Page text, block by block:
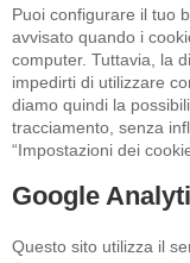
Puoi configurare il tuo
avvisato quando i
computer. Tuttavia, la
impedirti di utilizzare
diamo quindi la
tracciamento, senza
“Impostazioni dei
Google
Questo sito utilizza il